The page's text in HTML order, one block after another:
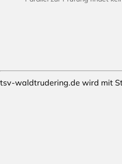
tsv-waldtrudering.de wird mit